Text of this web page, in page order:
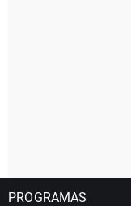
PROGRAMAS